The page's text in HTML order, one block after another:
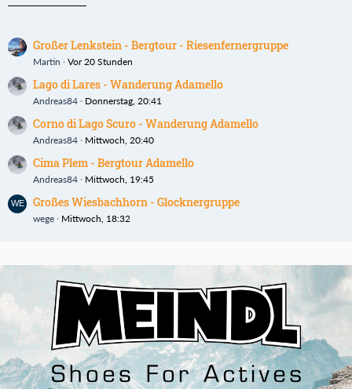
Großer Lenkstein - Bergtour - Riesenfernergruppe
Martin Vor 20 Stunden
Lago di Lares - Wanderung Adamello
Andreas84 Donnerstag, 20:41
Corno di Lago Scuro - Wanderung Adamello
Andreas84 Mittwoch, 20:40
Cima Plem - Bergtour Adamello
Andreas84 Mittwoch, 19:45
Großes Wiesbachhorn - Glocknergruppe
wege Mittwoch, 18:32